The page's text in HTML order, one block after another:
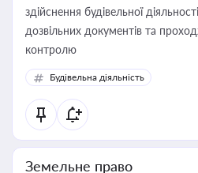
здійснення будівельної
дозвільних документів та
контролю
Будівельна діяльність
Земельне право